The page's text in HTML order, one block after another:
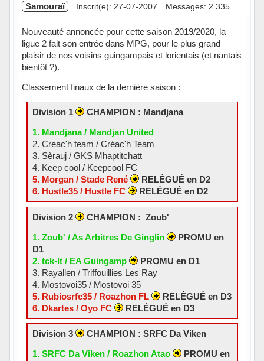
Samouraï Inscrit(e): 27-07-2007 Messages: 2 335
Nouveauté annoncée pour cette saison 2019/2020, la
ligue 2 fait son entrée dans MPG, pour le plus grand
plaisir de nos voisins guingampais et lorientais (et nantais
bientôt ?).
Classement finaux de la dernière saison :
Division 1
CHAMPION : Mandjana
1. Mandjana / Mandjan United
2. Creac'h team / Créac'h Team
3. Sèrauj / GKS Mhaptitchatt
4. Keep cool / Keepcool FC
5. Morgan / Stade René
RELÉGUÉ en D2
6. Hustle35 / Hustle FC
RELÉGUÉ en D2
Division 2
CHAMPION : Zoub'
1. Zoub' / As Arbitres De Ginglin
PROMU en
D1
2. tck-lt / EA Guingamp
PROMU en D1
3. Rayallen / Triffouillies Les Ray
4. Mostovoi35 / Mostovoi 35
5. Rubiosrfc35 / Roazhon FL
RELÉGUÉ en D3
6. Dkartes / Oyo FC
RELÉGUÉ en D3
Division 3
CHAMPION : SRFC Da Viken
1. SRFC Da Viken / Roazhon Atao
PROMU en